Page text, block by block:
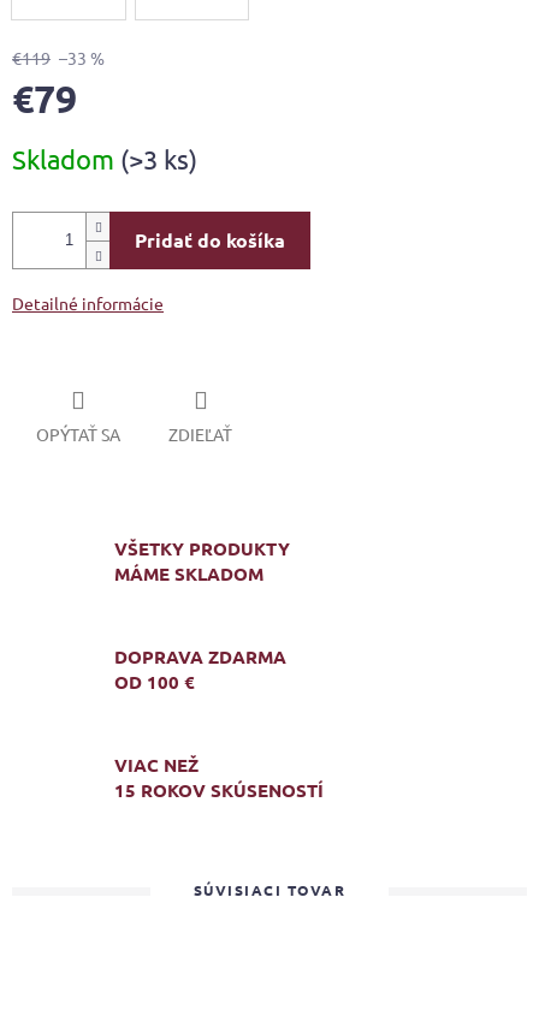
€119 –33 %
€79
cena:
Skladom (>3 ks)
Pridať do košíka
Detailné informácie
OPÝTAŤ SA ZDIEĽAŤ
VŠETKY PRODUKTY
MÁME SKLADOM
DOPRAVA ZDARMA
OD 100 €
VIAC NEŽ
15 ROKOV SKÚSENOSTÍ
SÚVISIACI TOVAR